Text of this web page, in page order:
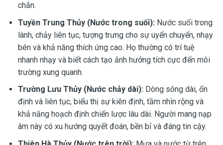
chắn.
Tuyền Trung Thủy (Nước trong suối): Nước suối trong
lành, chảy liên tục, tượng trưng cho sự uyển chuyển, nhạy
bén và khả năng thích ứng cao. Họ thường có trí tuệ
nhanh nhạy và biết cách tạo ảnh hưởng tích cực đến môi
trường xung quanh.
Trường Lưu Thủy (Nước chảy dài): Dòng sông dài, ổn
định và liên tục, biểu thị sự kiên định, tầm nhìn rộng và
khả năng hoạch định chiến lược lâu dài. Người mang nạp
âm này có xu hướng quyết đoán, bền bỉ và đáng tin cậy.